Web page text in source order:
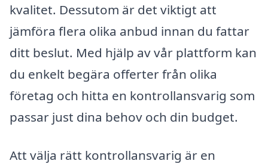
kvalitet. Dessutom är det viktigt att
jämföra flera olika anbud innan du fattar
ditt beslut. Med hjälp av vår plattform kan
du enkelt begära offerter från olika
företag och hitta en kontrollansvarig som
passar just dina behov och din budget.
Att välja rätt kontrollansvarig är en